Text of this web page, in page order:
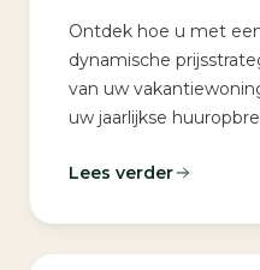
Ontdek hoe u met
dynamische
van uw
uw jaarlijkse
Lees verder